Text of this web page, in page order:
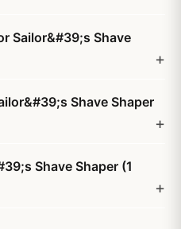
Sailor&#39;s Shave
Shave Shaper
Shave Shaper (1